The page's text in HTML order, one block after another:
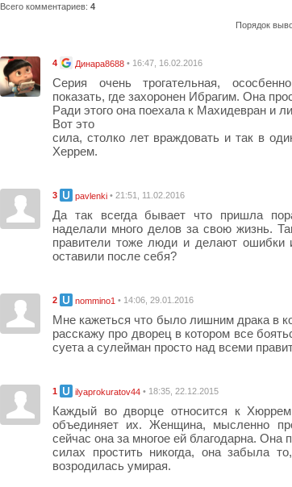
Всего комментариев: 4
Порядок
4 Динара8688 • 16:47, 16.02.2016
Серия очень трогательная,
показать, где захоронен Ибрагим. Она
Ради этого она поехала к Махидевран и
Вот это
сила, столко лет враждовать и так в
Херрем.
3 pavlenki • 21:51, 11.02.2016
Да так всегда бывает что пришла
наделали много делов за свою жизнь.
правители тоже люди и делают ошибки
оставили после себя?
2 nommino1 • 14:06, 29.01.2016
Мне кажеться что было лишним драка в
расскажу про дворец в котором все
суета а сулейман просто над всеми
1 ilyaprokuratov44 • 18:35, 22.12.2015
Каждый во дворце относится к
объединяет их. Женщина, мысленно
сейчас она за многое ей благодарна. Она
силах простить никогда, она забыла
возродилась умирая.